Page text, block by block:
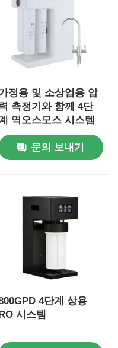
정용 및 소상업용 압
측정기와 함께 4단
역오스모스 시스템
문의 보내기
4단계 상용
시스템